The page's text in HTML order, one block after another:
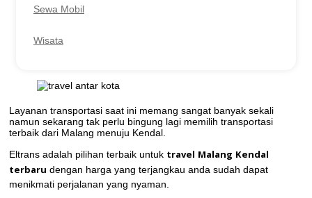
Sewa Mobil
Wisata
Layanan transportasi saat ini memang sangat banyak sekali
namun sekarang tak perlu bingung lagi memilih transportasi
terbaik dari Malang menuju Kendal.
Eltrans adalah pilihan terbaik untuk travel Malang Kendal
terbaru dengan harga yang terjangkau anda sudah dapat
menikmati perjalanan yang nyaman.